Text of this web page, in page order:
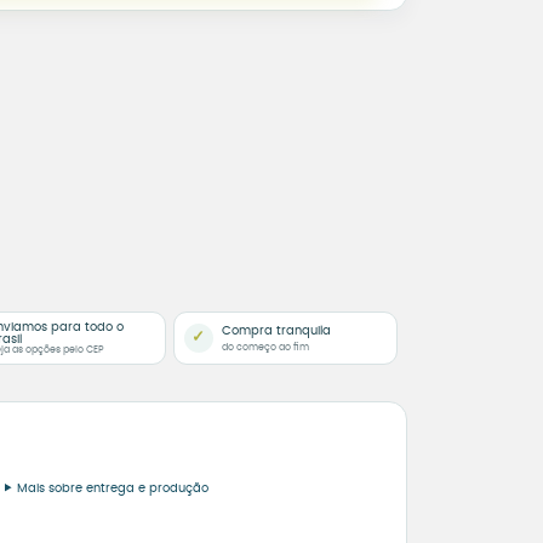
para todo o
as opções pelo CEP
✓ Compra tranquila
do começo ao fim
Mais sobre entrega e produção